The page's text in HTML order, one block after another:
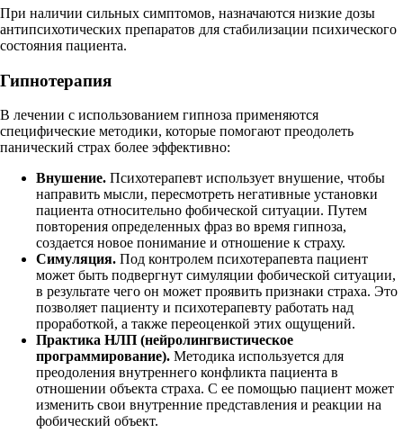
При наличии сильных симптомов, назначаются низкие дозы
антипсихотических препаратов для стабилизации психического
состояния пациента.
Гипнотерапия
В лечении с использованием гипноза применяются
специфические методики, которые помогают преодолеть
панический страх более эффективно:
Внушение. Психотерапевт использует внушение, чтобы
направить мысли, пересмотреть негативные установки
пациента относительно фобической ситуации. Путем
повторения определенных фраз во время гипноза,
создается новое понимание и отношение к страху.
Симуляция. Под контролем психотерапевта пациент
может быть подвергнут симуляции фобической ситуации,
в результате чего он может проявить признаки страха. Это
позволяет пациенту и психотерапевту работать над
проработкой, а также переоценкой этих ощущений.
Практика НЛП (нейролингвистическое
программирование). Методика используется для
преодоления внутреннего конфликта пациента в
отношении объекта страха. С ее помощью пациент может
изменить свои внутренние представления и реакции на
фобический объект.